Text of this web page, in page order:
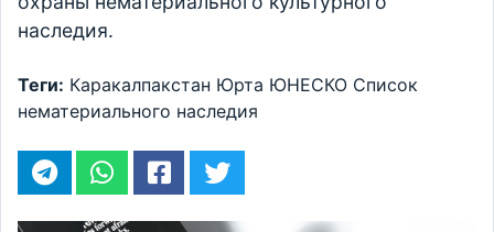
наследия.
Теги: Каракалпакстан Юрта ЮНЕСКО Список
нематериального наследия